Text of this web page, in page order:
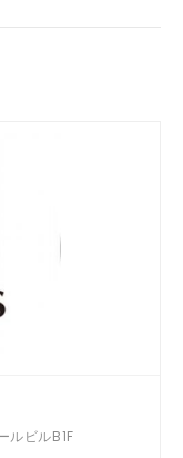
ルビルB1F